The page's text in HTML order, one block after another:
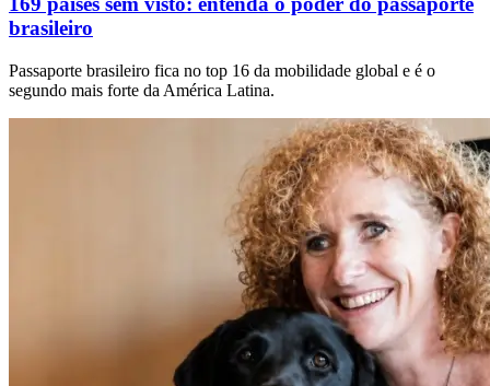
brasileiro
Passaporte brasileiro fica no top 16 da mobilidade global e é o
segundo mais forte da América Latina.